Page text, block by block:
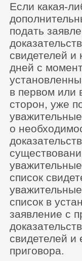
Если какая-
подать
свидетелей и
дней с
в первом или
сторон, уже
о
список
список в
заявление с
свидетелей и
приговора.